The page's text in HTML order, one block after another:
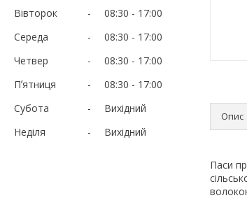
Вівторок
08:30
17:00
Середа
08:30
17:00
Четвер
08:30
17:00
Пʼятниця
08:30
17:00
Субота
Вихідний
Неділя
Вихідний
Опис
Паси